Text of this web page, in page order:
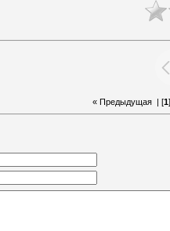
« Предыдущая| [1